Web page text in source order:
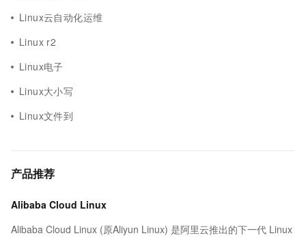
Linux云自动化运维
Linux r2
Linux电子
Linux大小写
Linux文件到
产品推荐
Alibaba Cloud Linux
Alibaba Cloud Linux (原Aliyun Linux) 是阿里云推出的下一代 Linux